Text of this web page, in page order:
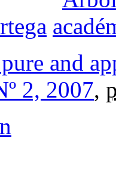
and
2, 2007,